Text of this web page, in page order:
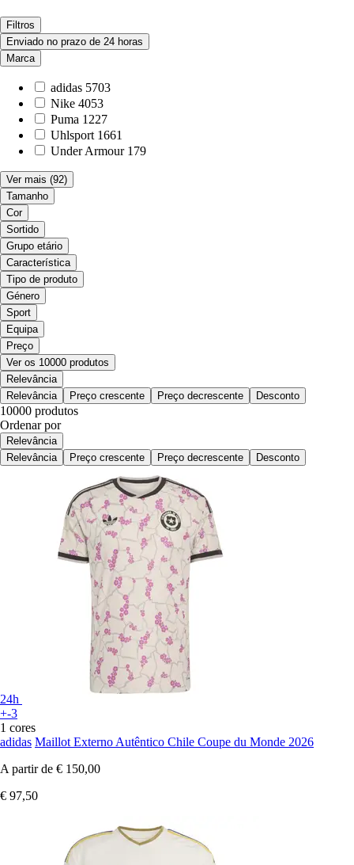
Filtros
Enviado no prazo de 24 horas
Marca
adidas 5703
Nike 4053
Puma 1227
Uhlsport 1661
Under Armour 179
Ver mais (92)
Tamanho
Cor
Sortido
Grupo etário
Característica
Tipo de produto
Género
Sport
Equipa
Preço
Ver os 10000 produtos
Relevância
Relevância
Preço crescente Preço decrescente Desconto
10000 produtos
Ordenar por
Relevância
Relevância
Preço crescente Preço decrescente Desconto
24h
+-3
1 cores
adidas Maillot Externo Autêntico Chile Coupe du Monde 2026
A partir de € 150,00
€ 97,50